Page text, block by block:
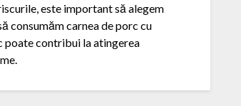
este important să alegem
consumăm carnea de porc cu
poate contribui la atingerea